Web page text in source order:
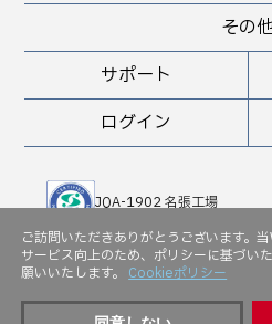
サポート
ログイン
その
JQA-1902 名張工場
JQA-EM 5143
ご訪問いただきありがとうございます。
サービス向上のため、ポリシーに基づい
願いいたします。 Cookieポリシー